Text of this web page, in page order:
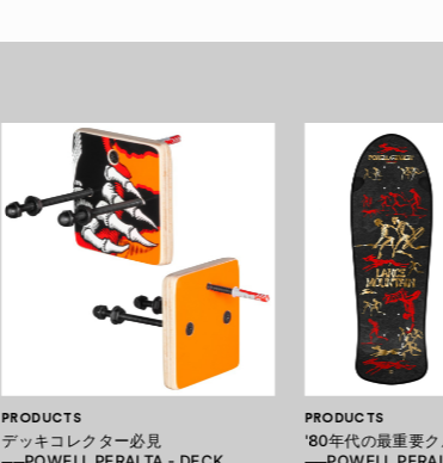
PRODUCTS
デッキコレクター必見
PRODUCTS
'80年代の最重要ク